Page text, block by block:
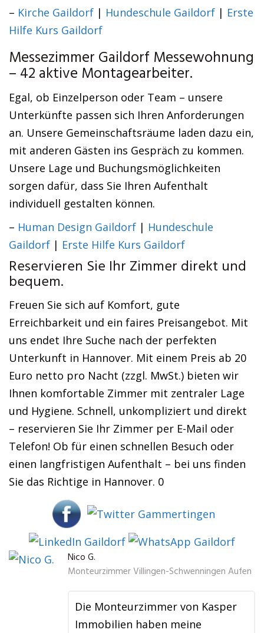
– Kirche Gaildorf | Hundeschule Gaildorf | Erste
Hilfe Kurs Gaildorf
Messezimmer Gaildorf Messewohnung
– 42 aktive Montagearbeiter.
Egal, ob Einzelperson oder Team – unsere
Unterkünfte passen sich Ihren Anforderungen
an. Unsere Gemeinschaftsräume laden dazu ein,
mit anderen Gästen ins Gespräch zu kommen.
Unsere Lage und Buchungsmöglichkeiten
sorgen dafür, dass Sie Ihren Aufenthalt
individuell gestalten können.
– Human Design Gaildorf | Hundeschule
Gaildorf | Erste Hilfe Kurs Gaildorf
Reservieren Sie Ihr Zimmer direkt und
bequem.
Freuen Sie sich auf Komfort, gute
Erreichbarkeit und ein faires Preisangebot. Mit
uns endet Ihre Suche nach der perfekten
Unterkunft in Hannover. Mit einem Preis ab 20
Euro netto pro Nacht (zzgl. MwSt.) bieten wir
Ihnen komfortable Zimmer mit zentraler Lage
und Hygiene. Schnell, unkompliziert und direkt
– reservieren Sie Ihr Zimmer per E-Mail oder
Telefon! Ob für einen schnellen Besuch oder
einen langfristigen Aufenthalt – bei uns finden
Sie das Richtige in Hannover. 0
Nico G.
Monteurzimmer Villingen-Schwenningen Aufen
Die Monteurzimmer von Kasper
Immobilien haben meine